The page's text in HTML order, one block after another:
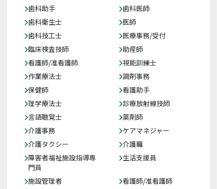
歯科助手
歯科医師
歯科衛生士
医師
歯科技工士
医療事務/受付
臨床検査技師
助産師
看護師/准看護師
視能訓練士
作業療法士
調剤事務
保健師
看護助手
理学療法士
診療放射線技師
言語聴覚士
薬剤師
介護事務
ケアマネジャー
介護タクシー
介護職
障害者福祉施設指導専
門員
生活支援員
施設管理者
看護師/准看護師